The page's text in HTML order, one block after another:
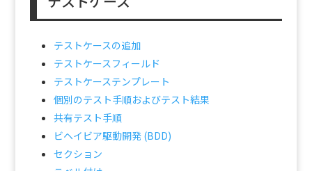
テストケースの追加
テストケースフィールド
テストケーステンプレート
個別のテスト手順およびテスト結果
共有テスト手順
ビヘイビア駆動開発 (BDD)
セクション